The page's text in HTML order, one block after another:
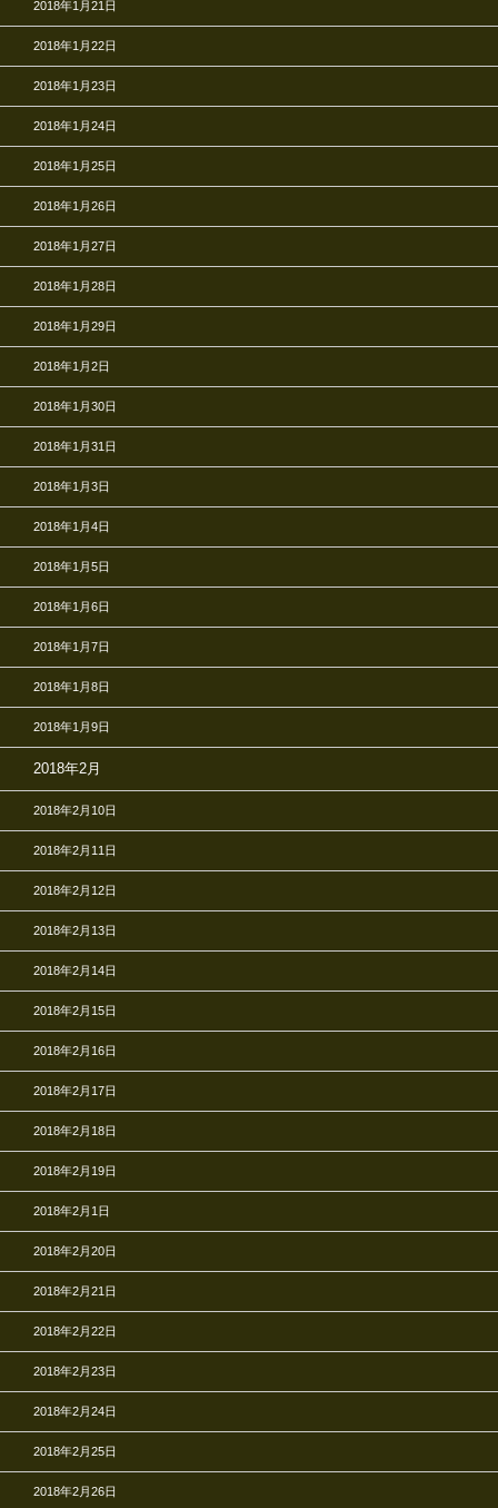
2018年1月21日
2018年1月22日
2018年1月23日
2018年1月24日
2018年1月25日
2018年1月26日
2018年1月27日
2018年1月28日
2018年1月29日
2018年1月2日
2018年1月30日
2018年1月31日
2018年1月3日
2018年1月4日
2018年1月5日
2018年1月6日
2018年1月7日
2018年1月8日
2018年1月9日
2018年2月
2018年2月10日
2018年2月11日
2018年2月12日
2018年2月13日
2018年2月14日
2018年2月15日
2018年2月16日
2018年2月17日
2018年2月18日
2018年2月19日
2018年2月1日
2018年2月20日
2018年2月21日
2018年2月22日
2018年2月23日
2018年2月24日
2018年2月25日
2018年2月26日